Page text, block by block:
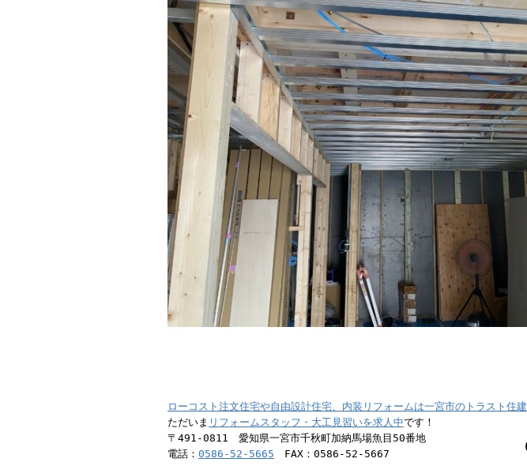
ローコスト注文住宅や自由設計住宅、内装リフォームは一宮市のトラスト住建
ただいま リフォームスタッフ・大工見習いを求人中です！
〒491-0811 愛知県一宮市千秋町加納馬場魚目50番地
電話： 0586-52-5665 FAX：0586-52-5667